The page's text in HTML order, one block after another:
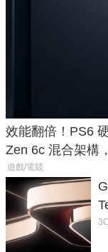
效能翻倍！PS6
Zen 6c 混合架構
遊戲/電競